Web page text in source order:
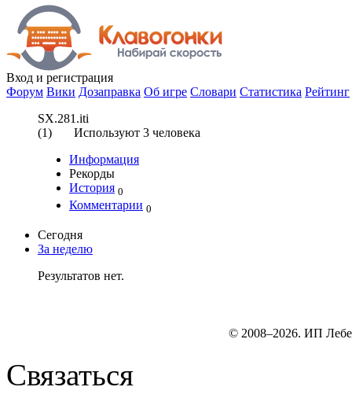
Вход и регистрация
Форум Вики Дозаправка Об игре Словари Статистика Рейтинг
SX.281.iti
(1) Используют 3 человека
Информация
Рекорды
История 0
Комментарии 0
Сегодня
За неделю
Результатов нет.
© 2008–2026. ИП
Связаться